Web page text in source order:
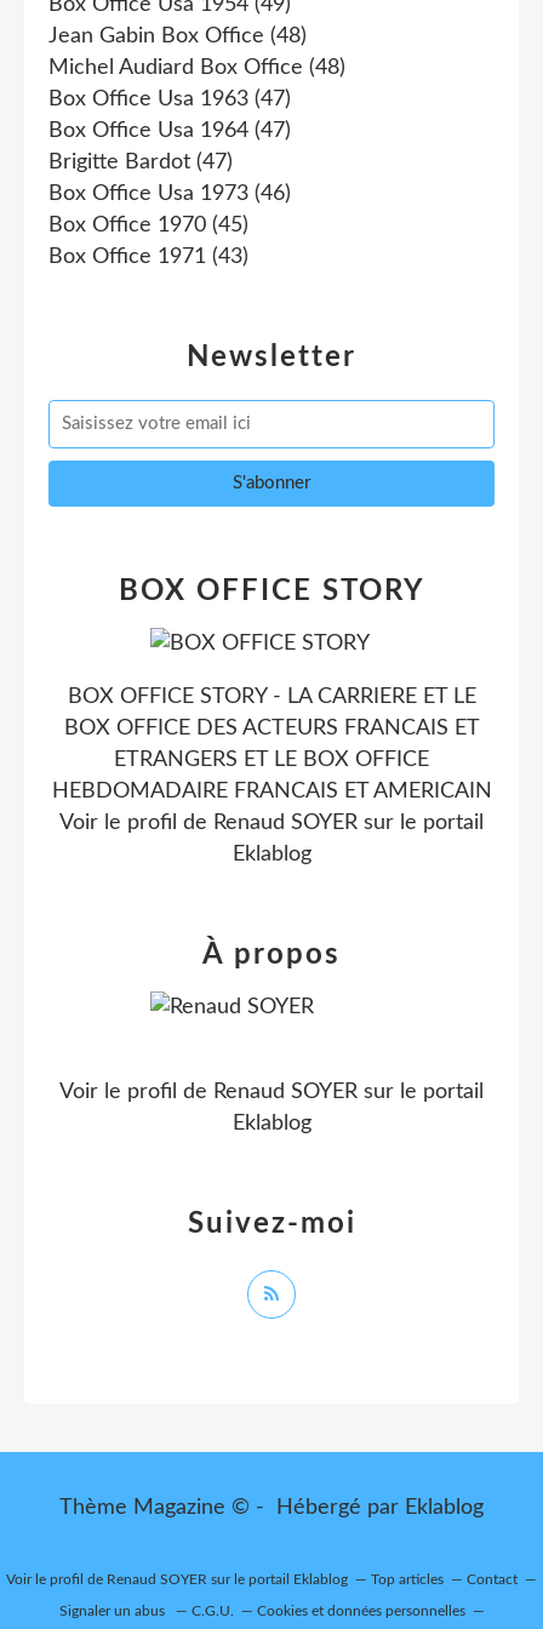
Newsletter
Box Office Usa 1954 (49)
Jean Gabin Box Office (48)
Michel Audiard Box Office (48)
Box Office Usa 1963 (47)
Box Office Usa 1964 (47)
Brigitte Bardot (47)
Box Office Usa 1973 (46)
Box Office 1970 (45)
Box Office 1971 (43)
BOX OFFICE STORY
BOX OFFICE STORY - LA CARRIERE ET LE
BOX OFFICE DES ACTEURS FRANCAIS ET
ETRANGERS ET LE BOX OFFICE
HEBDOMADAIRE FRANCAIS ET AMERICAIN
Voir le profil de Renaud SOYER sur le portail
Eklablog
Suivez-moi
À propos
Voir le profil de Renaud SOYER sur le portail
Eklablog
Thème Magazine © - Hébergé par Eklablog
Voir le profil de Renaud SOYER sur le portail Eklablog Top articles Contact
Signaler un abus C.G.U. Cookies et données personnelles